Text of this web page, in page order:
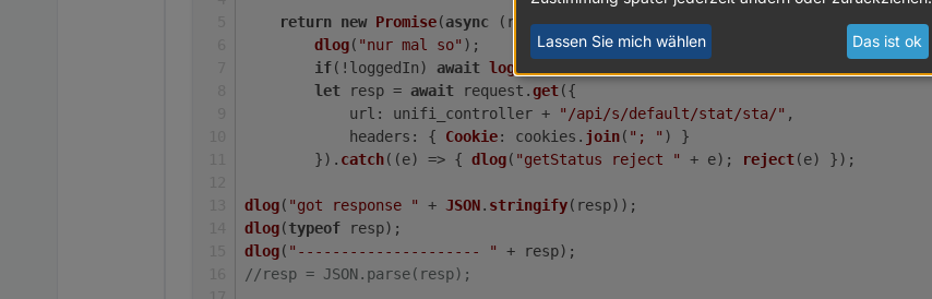
return new Promise(async (resolve, reject) => {
dlog( "nur mal so" );
if(!loggedIn) await login
let resp = await request.get({
url : unifi_controller + "/api/s/default/stat/sta/" ,
headers : { Cookie: cookies. join( "; " ) }
        }).
catch( (e) => { dlog( "getStatus reject " + e); reject(e) });
dlog( "got response " + JSON. stringify(resp));
dlog(typeof resp);
dlog( "--------------------- "
+ resp);
//resp = JSON.parse(resp);
Lassen Sie mich wählen Das ist ok